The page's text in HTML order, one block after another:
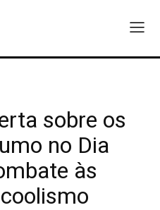
sobre os
no Dia
às